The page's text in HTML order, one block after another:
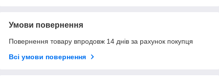
Умови повернення
Повернення товару впродовж 14 днів за рахунок покупця
Всі умови повернення